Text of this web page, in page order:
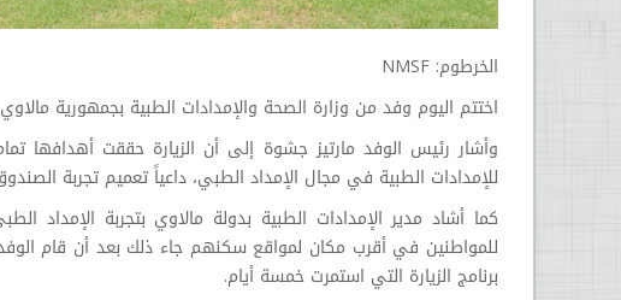
الخرطوم: NMSF
اختتم اليوم وفد من وزارة الصحة والإمدادات الطبية بجمهورية
وأشار رئيس الوفد مارتيز جشوة إلى أن الزيارة حققت أهدافها
للإمدادات الطبية في مجال الإمداد الطبي، داعياً تعميم تجربة
كما أشاد مدير الإمدادات الطبية بدولة مالاوي بتجربة
للمواطنين في أقرب مكان لمواقع سكنهم جاء ذلك بعد أن قام
برنامج الزيارة التي استمرت خمسة أيام.